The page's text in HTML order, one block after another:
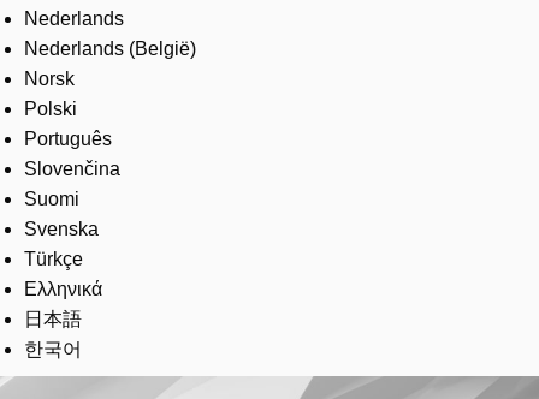
Nederlands
Nederlands (België)
Norsk
Polski
Português
Slovenčina
Suomi
Svenska
Türkçe
Ελληνικά
日本語
한국어